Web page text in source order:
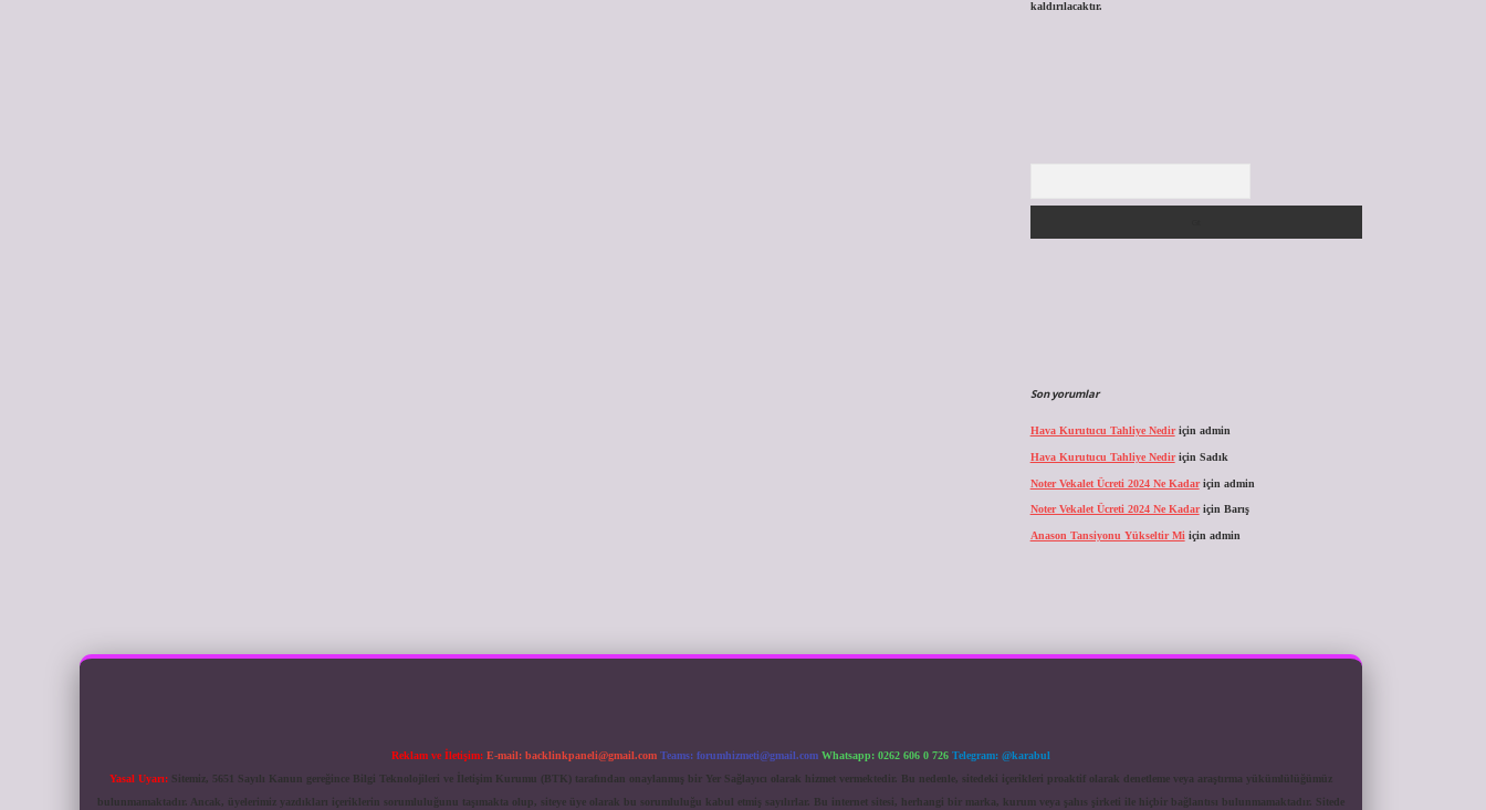
kaldırılacaktır.
Son yorumlar
Hava Kurutucu Tahliye Nediriçin admin
Hava Kurutucu Tahliye Nediriçin Sadık
Noter Vekalet Ücreti 2024 Ne Kadariçin admin
Noter Vekalet Ücreti 2024 Ne Kadariçin Barış
Anason Tansiyonu Yükseltir Mi için admin
Reklam ve İletişim: E-mail: backlinkpaneli@gmail.com Teams: forumhizmeti@gmail.com Whatsapp: 0262 606 0 726 Telegram: @karabul
Yasal Uyarı: Sitemiz, 5651 Sayılı Kanun gereğince Bilgi Teknolojileri ve İletişim Kurumu (BTK) tarafından onaylanmış bir Yer Sağlayıcı olarak hizmet vermektedir. Bu nedenle, sitedeki içerikleri proaktif olarak denetleme veya araştırma yükümlülüğümüz
bulunmamaktadır. Ancak, üyelerimiz yazdıkları içeriklerin sorumluluğunu taşımakta olup, siteye üye olarak bu sorumluluğu kabul etmiş sayılırlar. Bu internet sitesi, herhangi bir marka, kurum veya şahıs şirketi ile hiçbir bağlantısı bulunmamaktadır. Sitede